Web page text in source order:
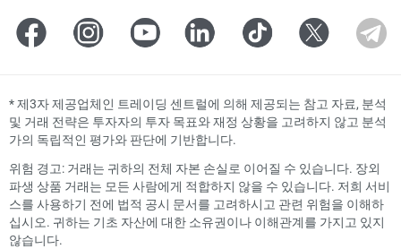
*제3자 제공업체인 트레이딩 센트럴에 의해 제공되는 참고 자료, 분석
및 거래 전략은 투자자의 투자 목표와 재정 상황을 고려하지 않고 분석
가의 독립적인 평가와 판단에 기반합니다.
위험 경고: 거래는 귀하의 전체 자본 손실로 이어질 수 있습니다. 장외
파생 상품 거래는 모든 사람에게 적합하지 않을 수 있습니다. 저희 서비
스를 사용하기 전에 법적 공시 문서를 고려하시고 관련 위험을 이해하
십시오. 귀하는 기초 자산에 대한 소유권이나 이해관계를 가지고 있지
않습니다.